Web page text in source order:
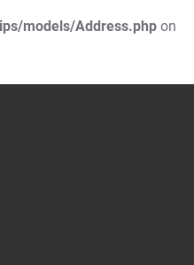
models/Address.php on